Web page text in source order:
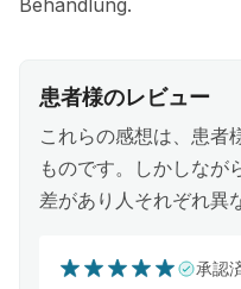
患者様のレビュー
これらの感想は、患者
ものです。しかしなが
差があり人それぞれ異
承認